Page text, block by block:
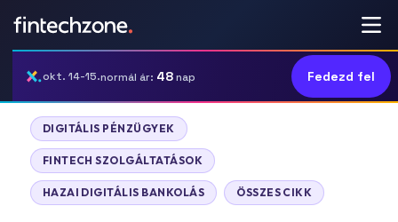
okt. 14-15.normál ár: 48nap Fedezd fel
DIGITÁLIS PÉNZÜGYEK
FINTECH SZOLGÁLTATÁSOK
HAZAI DIGITÁLIS BANKOLÁS ÖSSZES CIKK